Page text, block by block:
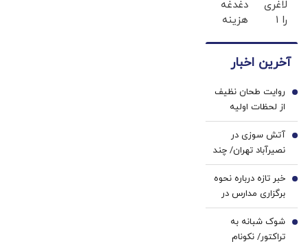
صلح؟
لو
رفت!!!!!
اطرافت،
ارسال
با پک
لاغری
را ۱
ارزان‌تر
همه‌جا
بخر!
دغدغه
هزینه
پزشکی
سفید
کننده
خانگی
آخرین اخبار
روایت طحان نظیف
از لحظات اولیه
حمله به بیت
رهبری/ صدای
انفجار و لرزش در
ساختمان شورای
نگهبان کاملاً
احساس شد+ فیلم
1
آتش سوزی در
نصیرآباد تهران/ چند
نفر مصدوم شدند؟
+ فیلم
2
خبر تازه درباره نحوه
برگزاری مدارس در
سال تحصیلی جدید
3
شوک شبانه به
تراکتور/ نکونام
4